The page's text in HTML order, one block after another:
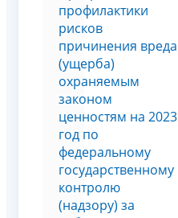
профилактики
рисков
причинения вреда
(ущерба)
охраняемым
законом
ценностям на 2023
год по
федеральному
государственному
контролю
(надзору) за